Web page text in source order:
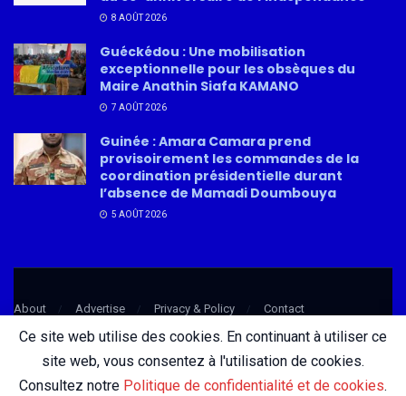
8 AOÛT 2026
Guéckédou : Une mobilisation
exceptionnelle pour les obsèques du
Maire Anathin Siafa KAMANO
7 AOÛT 2026
Guinée : Amara Camara prend
provisoirement les commandes de la
coordination présidentielle durant
l’absence de Mamadi Doumbouya
5 AOÛT 2026
About Advertise Privacy & Policy Contact
Politique de confidentialité| Conception :DigiCom Guinée
Ce site web utilise des cookies. En continuant à utiliser ce
site web, vous consentez à l'utilisation de cookies.
Consultez notre Politique de confidentialité et de cookies.